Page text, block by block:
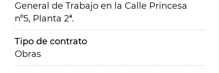
General de Trabajo en la Calle Princesa
nº5, Planta 2ª.
Tipo de contrato
Obras